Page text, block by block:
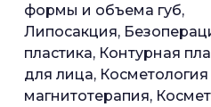
формы и объема губ,
Липосакция,
пластика, Контурная
для лица,
магнитотерапия,